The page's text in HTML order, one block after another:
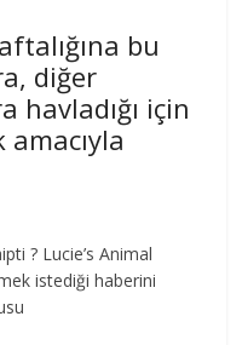
bu
diğer
havladığı için
? Lucie’s Animal
istediği haberini